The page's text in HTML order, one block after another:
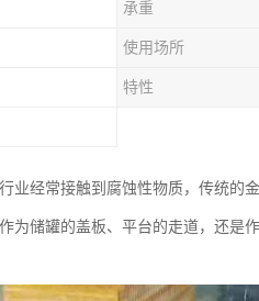
承重
使用场所
特性
业经常接触到腐蚀性物质，传统的
为储罐的盖板、平台的走道，还是